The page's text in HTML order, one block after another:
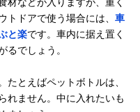
材などが入りますが、重く
トドアで使う場合には、 車
と楽です。車内に据え置く
るでしょう。
たとえばペットボトルは、
れません。中に入れたいも